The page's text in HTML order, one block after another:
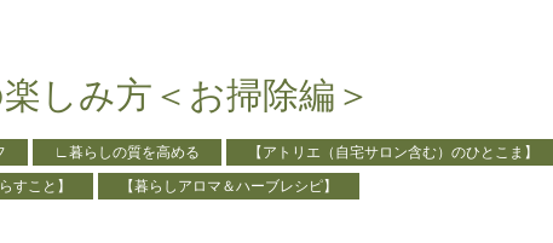
しみ方＜お掃除編＞
∟暮らしの質を高める
【アトリエ（自宅サロン含む）のひとこま】
すこと】 【暮らしアロマ＆ハーブレシピ】